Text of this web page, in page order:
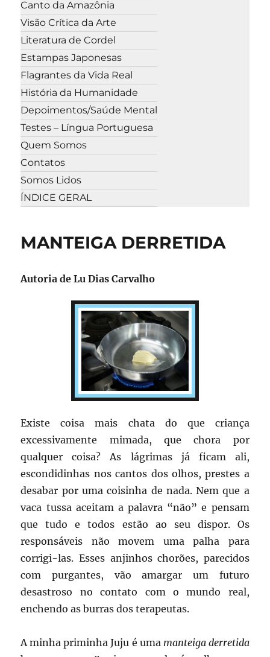
Canto da Amazônia
Visão Crítica da Arte
Literatura de Cordel
Estampas Japonesas
Flagrantes da Vida Real
História da Humanidade
Depoimentos/Saúde Mental
Testes – Língua Portuguesa
Quem Somos
Contatos
Somos Lidos
ÍNDICE GERAL
MANTEIGA DERRETIDA
Autoria deLu Dias Carvalho
Existe coisa mais chata do que criança
excessivamente mimada, que chora por
qualquer coisa? As lágrimas já ficam ali,
escondidinhas nos cantos dos olhos, prestes a
desabar por uma coisinha de nada. Nem que a
vaca tussa aceitam a palavra “não” e pensam
que tudo e todos estão ao seu dispor. Os
responsáveis não movem uma palha para
corrigi-las. Esses anjinhos chorões, parecidos
com purgantes, vão amargar um futuro
desastroso no contato com o mundo real,
enchendo as burras dos terapeutas.
A minha priminha Juju é uma manteiga derretida